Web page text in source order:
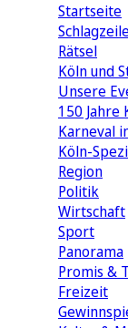
Startseite
Rätsel
Köln und
Unsere
150 Jahre
Karneval
Köln-
Region
Politik
Wirtschaft
Sport
Panorama
Promis &
Freizeit